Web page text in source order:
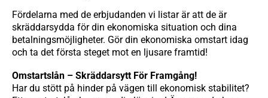
Fördelarna med de erbjudanden vi listar är att de är
skräddarsydda för din ekonomiska situation och dina
betalningsmöjligheter. Gör din ekonomiska omstart idag
och ta det första steget mot en ljusare framtid!
Omstartslån – Skräddarsytt För Framgång!
Har du stött på hinder på vägen till ekonomisk stabilitet?